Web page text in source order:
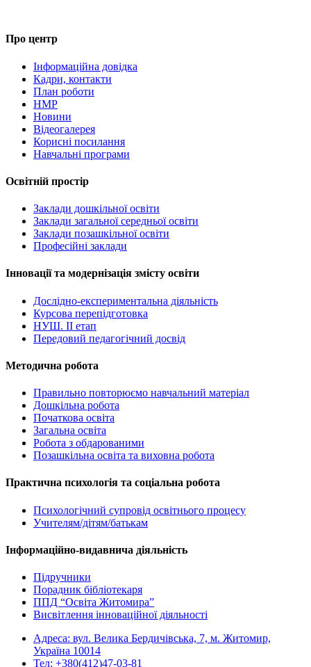
Про центр
Інформаційна довідка
Кадри, контакти
План роботи
НМР
Новини
Відеогалерея
Корисні посилання
Навчальні програми
Освітній простір
Заклади дошкільної освіти
Заклади загальної середньої освіти
Заклади позашкільної освіти
Професійні заклади
Інновації та модернізація змісту освіти
Дослідно-експериментальна діяльність
Курсова перепідготовка
НУШ. ІІ етап
Передовий педагогічний досвід
Методична робота
Правильно повторюємо навчальний матеріал
Дошкільна робота
Початкова освіта
Загальна освіта
Робота з обдарованими
Позашкільна освіта та виховна робота
Практична психологія та соціальна робота
Психологічний супровід освітнього процесу
Учителям/дітям/батькам
Інформаційно-видавнича діяльність
Підручники
Порадник бібліотекаря
ППД “Освіта Житомира”
Висвітлення інноваційної діяльності
Адреса: вул. Велика Бердичівська, 7, м. Житомир,
Україна 10014
Тел: +380(412)47-03-81